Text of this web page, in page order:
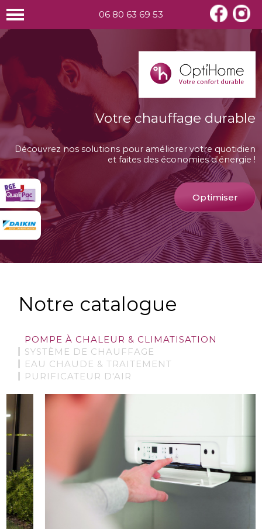
06 80 63 69 53
Votre chauffage durable
Découvrez nos solutions pour améliorer votre quotidien
et faites des économies d’énergie !
Optimiser
Notre catalogue
POMPE À CHALEUR & CLIMATISATION
SYSTÈME DE CHAUFFAGE
EAU CHAUDE & TRAITEMENT
PURIFICATEUR D'AIR